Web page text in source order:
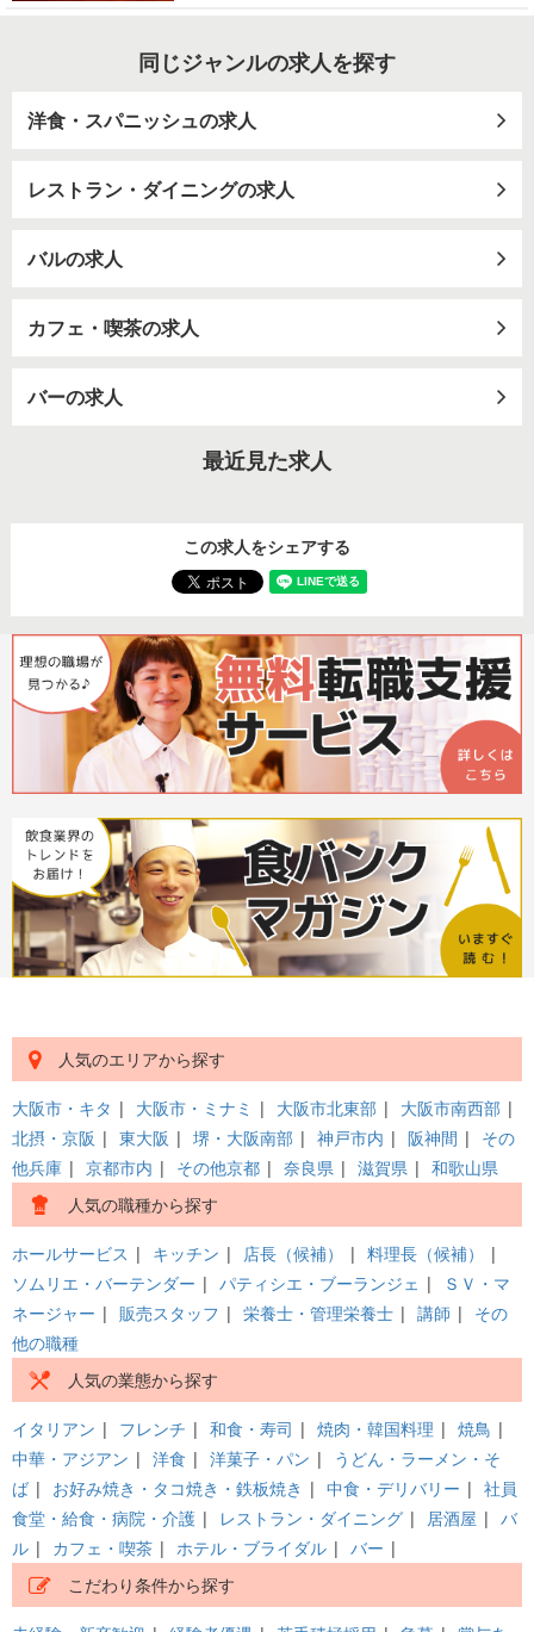
同じジャンルの求人を探す
洋食・スパニッシュの求人
レストラン・ダイニングの求人
バルの求人
カフェ・喫茶の求人
バーの求人
最近見た求人
この求人をシェアする
人気のエリアから探す
大阪市・キタ | 大阪市・ミナミ | 大阪市北東部 | 大阪市南西部 |
北摂・京阪 | 東大阪 | 堺・大阪南部 | 神戸市内 | 阪神間 | その
他兵庫 | 京都市内 | その他京都 | 奈良県 | 滋賀県 | 和歌山県
人気の職種から探す
ホールサービス | キッチン | 店長（候補） | 料理長（候補）
|
ソムリエ・バーテンダー | パティシエ・ブーランジェ |
ＳＶ・マ
ネージャー | 販売スタッフ | 栄養士・管理栄養士 | 講師 | その
他の職種
人気の業態から探す
イタリアン | フレンチ | 和食・寿司 | 焼肉・韓国料理 | 焼鳥 |
中華・アジアン | 洋食 | 洋菓子・パン |
うどん・ラーメン・そ
ば | お好み焼き・タコ焼き・鉄板焼き | 中食・デリバリー | 社員
食堂・給食・病院・介護 | レストラン・ダイニング | 居酒屋 | バ
ル | カフェ・喫茶 | ホテル・ブライダル | バー |
こだわり条件から探す